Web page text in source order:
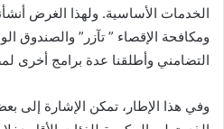
الخدمات الأساسية. ولهذا الغرض
ومكافحة الإقصاء ” تآزر” والصندوق
التضامني وأطلقنا عدة برامج أخرى
وفي هذا الإطار، تمكن الإشارة إلى